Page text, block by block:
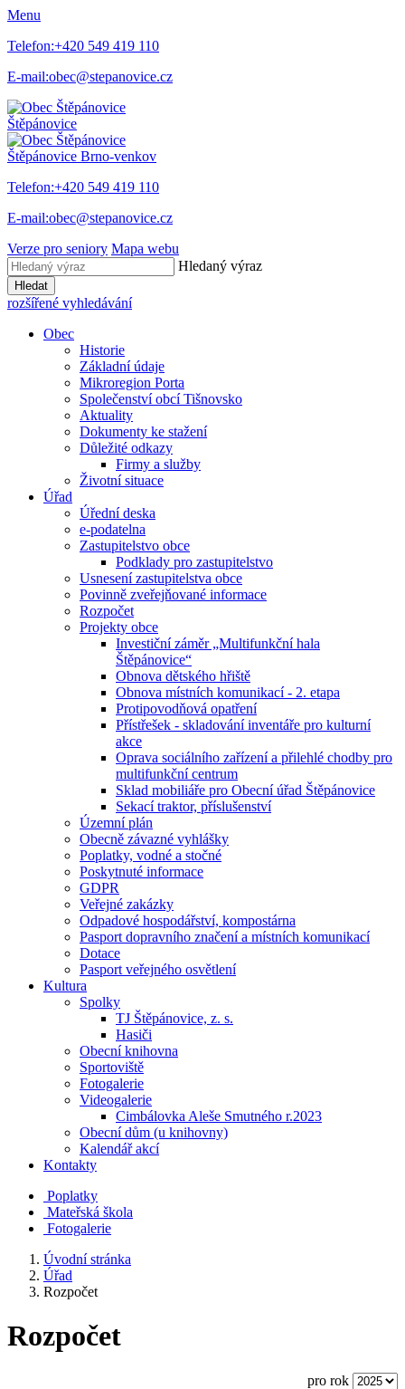
Menu
Telefon:+420 549 419 110
E-mail:obec@stepanovice.cz
Štěpánovice
Štěpánovice Brno-venkov
Telefon:+420 549 419 110
E-mail:obec@stepanovice.cz
Verze pro seniory Mapa webu
Hledaný výraz
Hledat
rozšířené vyhledávání
Obec
Historie
Základní údaje
Mikroregion Porta
Společenství obcí Tišnovsko
Aktuality
Dokumenty ke stažení
Důležité odkazy
Firmy a služby
Životní situace
Úřad
Úřední deska
e-podatelna
Zastupitelstvo obce
Podklady pro zastupitelstvo
Usnesení zastupitelstva obce
Povinně zveřejňované informace
Rozpočet
Projekty obce
Investiční záměr „Multifunkční hala
Štěpánovice“
Obnova dětského hřiště
Obnova místních komunikací - 2. etapa
Protipovodňová opatření
Přístřešek - skladování inventáře pro kulturní
akce
Oprava sociálního zařízení a přilehlé chodby pro
multifunkční centrum
Sklad mobiliáře pro Obecní úřad Štěpánovice
Sekací traktor, příslušenství
Územní plán
Obecně závazné vyhlášky
Poplatky, vodné a stočné
Poskytnuté informace
GDPR
Veřejné zakázky
Odpadové hospodářství, kompostárna
Pasport dopravního značení a místních komunikací
Dotace
Pasport veřejného osvětlení
Kultura
Spolky
TJ Štěpánovice, z. s.
Hasiči
Obecní knihovna
Sportoviště
Fotogalerie
Videogalerie
Cimbálovka Aleše Smutného r.2023
Obecní dům (u knihovny)
Kalendář akcí
Kontakty
Poplatky
Mateřská škola
Fotogalerie
Úvodní stránka
Úřad
Rozpočet
Rozpočet
pro rok